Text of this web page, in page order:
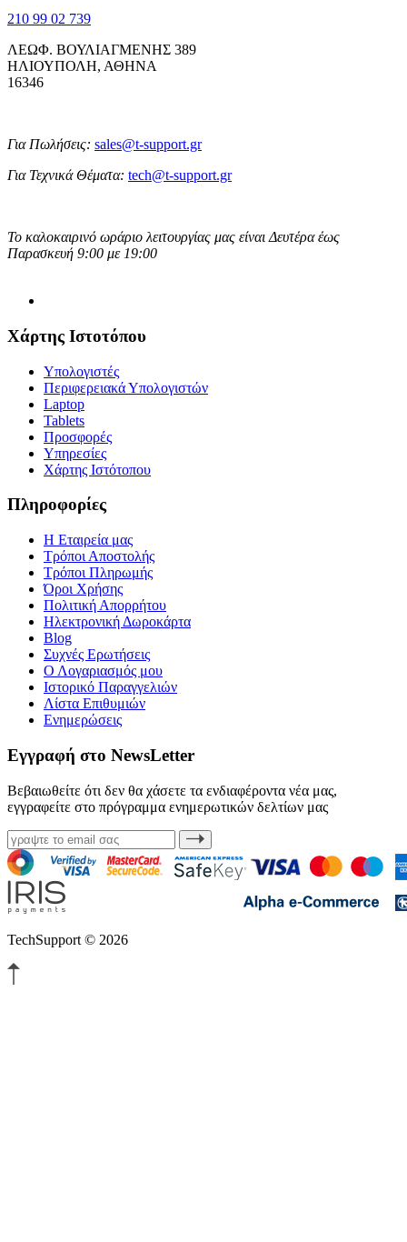
210 99 02 739
ΛΕΩΦ. ΒΟΥΛΙΑΓΜΕΝΗΣ 389
ΗΛΙΟΥΠΟΛΗ, ΑΘΗΝΑ
16346
Για Πωλήσεις: sales@t-support.gr
Για Τεχνικά Θέματα: tech@t-support.gr
Το καλοκαιρινό ωράριο λειτουργίας μας είναι Δευτέρα έως
Παρασκευή 9:00 με 19:00
Χάρτης Ιστοτόπου
Υπολογιστές
Περιφερειακά Υπολογιστών
Laptop
Tablets
Προσφορές
Υπηρεσίες
Χάρτης Ιστότοπου
Πληροφορίες
Η Εταιρεία μας
Τρόποι Αποστολής
Τρόποι Πληρωμής
Όροι Χρήσης
Πολιτική Απορρήτου
Ηλεκτρονική Δωροκάρτα
Blog
Συχνές Ερωτήσεις
Ο Λογαριασμός μου
Ιστορικό Παραγγελιών
Λίστα Επιθυμιών
Ενημερώσεις
Εγγραφή στο NewsLetter
Βεβαιωθείτε ότι δεν θα χάσετε τα ενδιαφέροντα νέα μας,
εγγραφείτε στο πρόγραμμα ενημερωτικών δελτίων μας
TechSupport © 2026